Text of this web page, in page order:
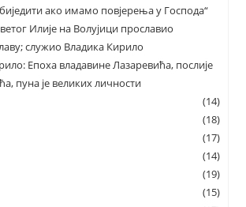
ако имамо повјерења у Господа“
Илије на Волујици прославио
служио Владика Кирило
Епоха владавине Лазаревића, послије
пуна је великих личности
(14)
(18)
(17)
(14)
(19)
(15)